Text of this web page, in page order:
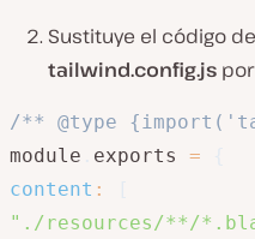
Sustituye el código
tailwind.config.js
/** @type
module
exports =
content :
"./resources/**/